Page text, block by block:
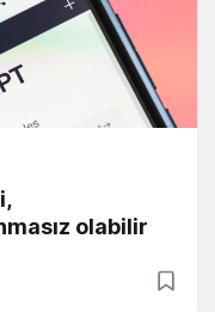
olabilir